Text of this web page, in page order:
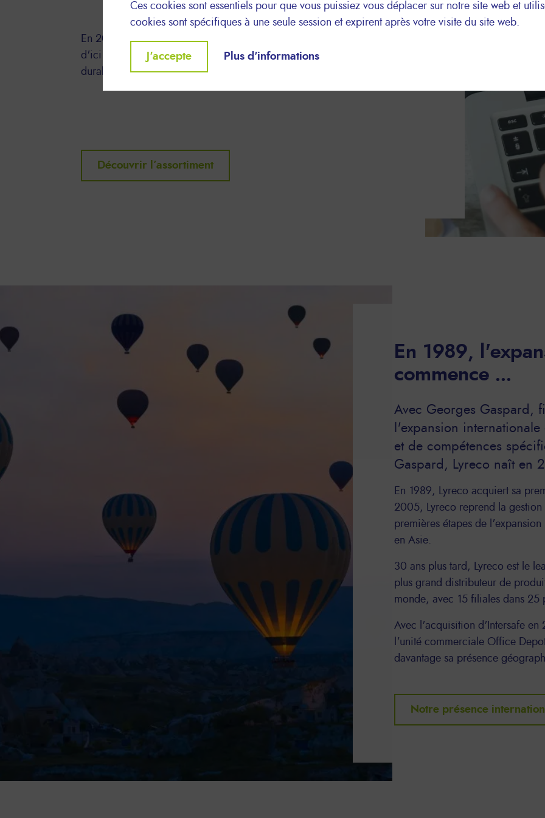
Ces cookies sont essentiels pour que vous puissiez vous déplacer sur notre site web et
cookies sont spécifiques à une seule session et expirent après votre visite du site web.
J'accepte
Withdraw
Plus d'informations
domicile
En 2020, Lyreco s'est engagée à faire du recyclage une action prioritaire
d'ici 2025, afin d’accélérer le développement de solutions commerciales
durables intégrées pour nos clients.
Découvrir l’assortiment
En 1989,
commence ...
Avec Georges Gaspard,
l'expansion
et de compétences
Gaspard, Lyreco naît en
En 1989, Lyreco acquiert sa
2005, Lyreco reprend la gestion
premières étapes de
en Asie.
30 ans plus tard, Lyreco est le
plus grand distributeur de
monde, avec 15 filiales dans 25
Avec l'acquisition d'Intersafe en
l'unité commerciale Office
davantage sa présence
Notre présence